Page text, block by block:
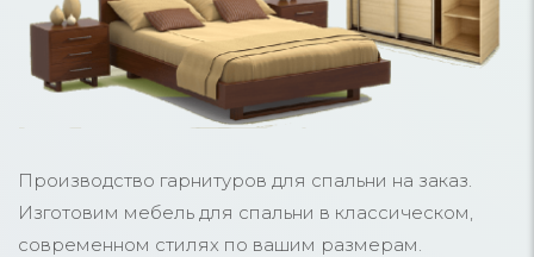
Производство гарнитуров для спальни на заказ.
Изготовим мебель для спальни в классическом,
современном стилях по вашим размерам.